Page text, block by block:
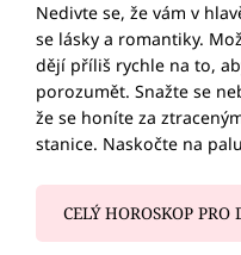
Nedivte se, že vám v
se lásky a romantiky.
dějí příliš rychle na to,
porozumět. Snažte se
že se honíte za
stanice. Naskočte na
CELÝ HOROSKOP PRO